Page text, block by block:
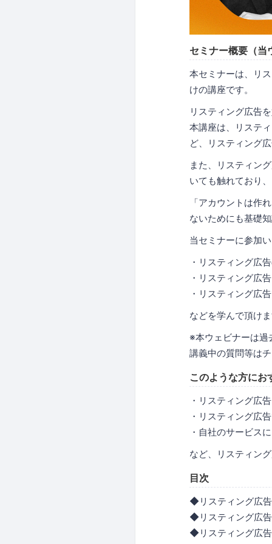
セミナー概要（当
本セミナーは、リ
けの講座です。
リスティング広告
本講座は、リステ
ど、リスティング
また、リスティン
いても触れており
「アカウントは作
ないためにも基礎
当セミナーに参加
・リスティング広
・リスティング広
・リスティング広
などを学んで頂け
※本ウェビナーは過
講義中の質問等は
このような方にお
・リスティング広
・リスティング広
・自社のサービス
など、リスティン
目次
◆リスティング広
◆リスティング広
◆リスティング広